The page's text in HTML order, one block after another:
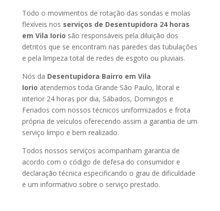
Todo o movimentos de rotação das sondas e molas
flexíveis nos serviços de Desentupidora 24 horas
em Vila Iorio são responsáveis pela diluição dos
detritos que se encontram nas paredes das tubulações
e pela limpeza total de redes de esgoto ou pluviais.
Nós da Desentupidora Bairro em Vila
Iorio atendemos toda Grande São Paulo, litoral e
interior 24 horas por dia, Sábados, Domingos e
Feriados com nossos técnicos uniformizados e frota
própria de veículos oferecendo assim a garantia de um
serviço limpo e bem realizado.
Todos nossos serviços acompanham garantia de
acordo com o código de defesa do consumidor e
declaração técnica especificando o grau de dificuldade
e um informativo sobre o serviço prestado.